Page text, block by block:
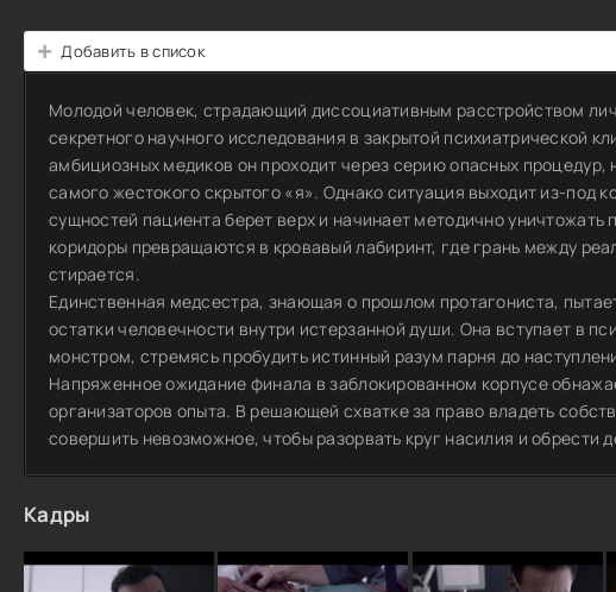
Добавить в список
Молодой человек, страдающий диссоциативным расстройством
секретного научного исследования в закрытой психиатрической
амбициозных медиков он проходит через серию опасных процедур,
самого жестокого скрытого «я». Однако ситуация выходит из-под
сущностей пациента берет верх и начинает методично уничтожать
коридоры превращаются в кровавый лабиринт, где грань между
стирается.
Единственная медсестра, знающая о прошлом протагониста,
остатки человечности внутри истерзанной души. Она вступает в
монстром, стремясь пробудить истинный разум парня до
Напряженное ожидание финала в заблокированном корпусе
организаторов опыта. В решающей схватке за право владеть
совершить невозможное, чтобы разорвать круг насилия и обрести
Кадры